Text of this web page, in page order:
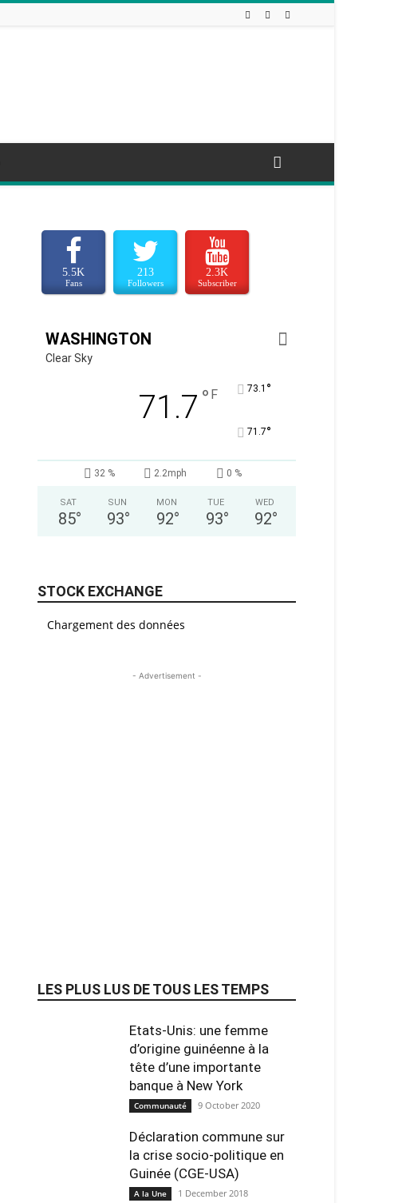
5.5K
Fans
213
Followers
2.3K
Subscriber
WASHINGTON
Clear Sky
71.7 ° F 73.1 °
71.7°
32 % 2.2mph 0 %
SAT
85°
SUN
93°
MON
92°
TUE
93°
WED
92°
STOCK EXCHANGE
Chargement des données
- Advertisement -
LES PLUS LUS DE TOUS LES TEMPS
Etats-Unis: une femme
d’origine guinéenne à la
tête d’une importante
banque à New York
Communauté 9 October 2020
Déclaration commune sur
la crise socio-politique en
Guinée (CGE-USA)
A la Une 1 December 2018